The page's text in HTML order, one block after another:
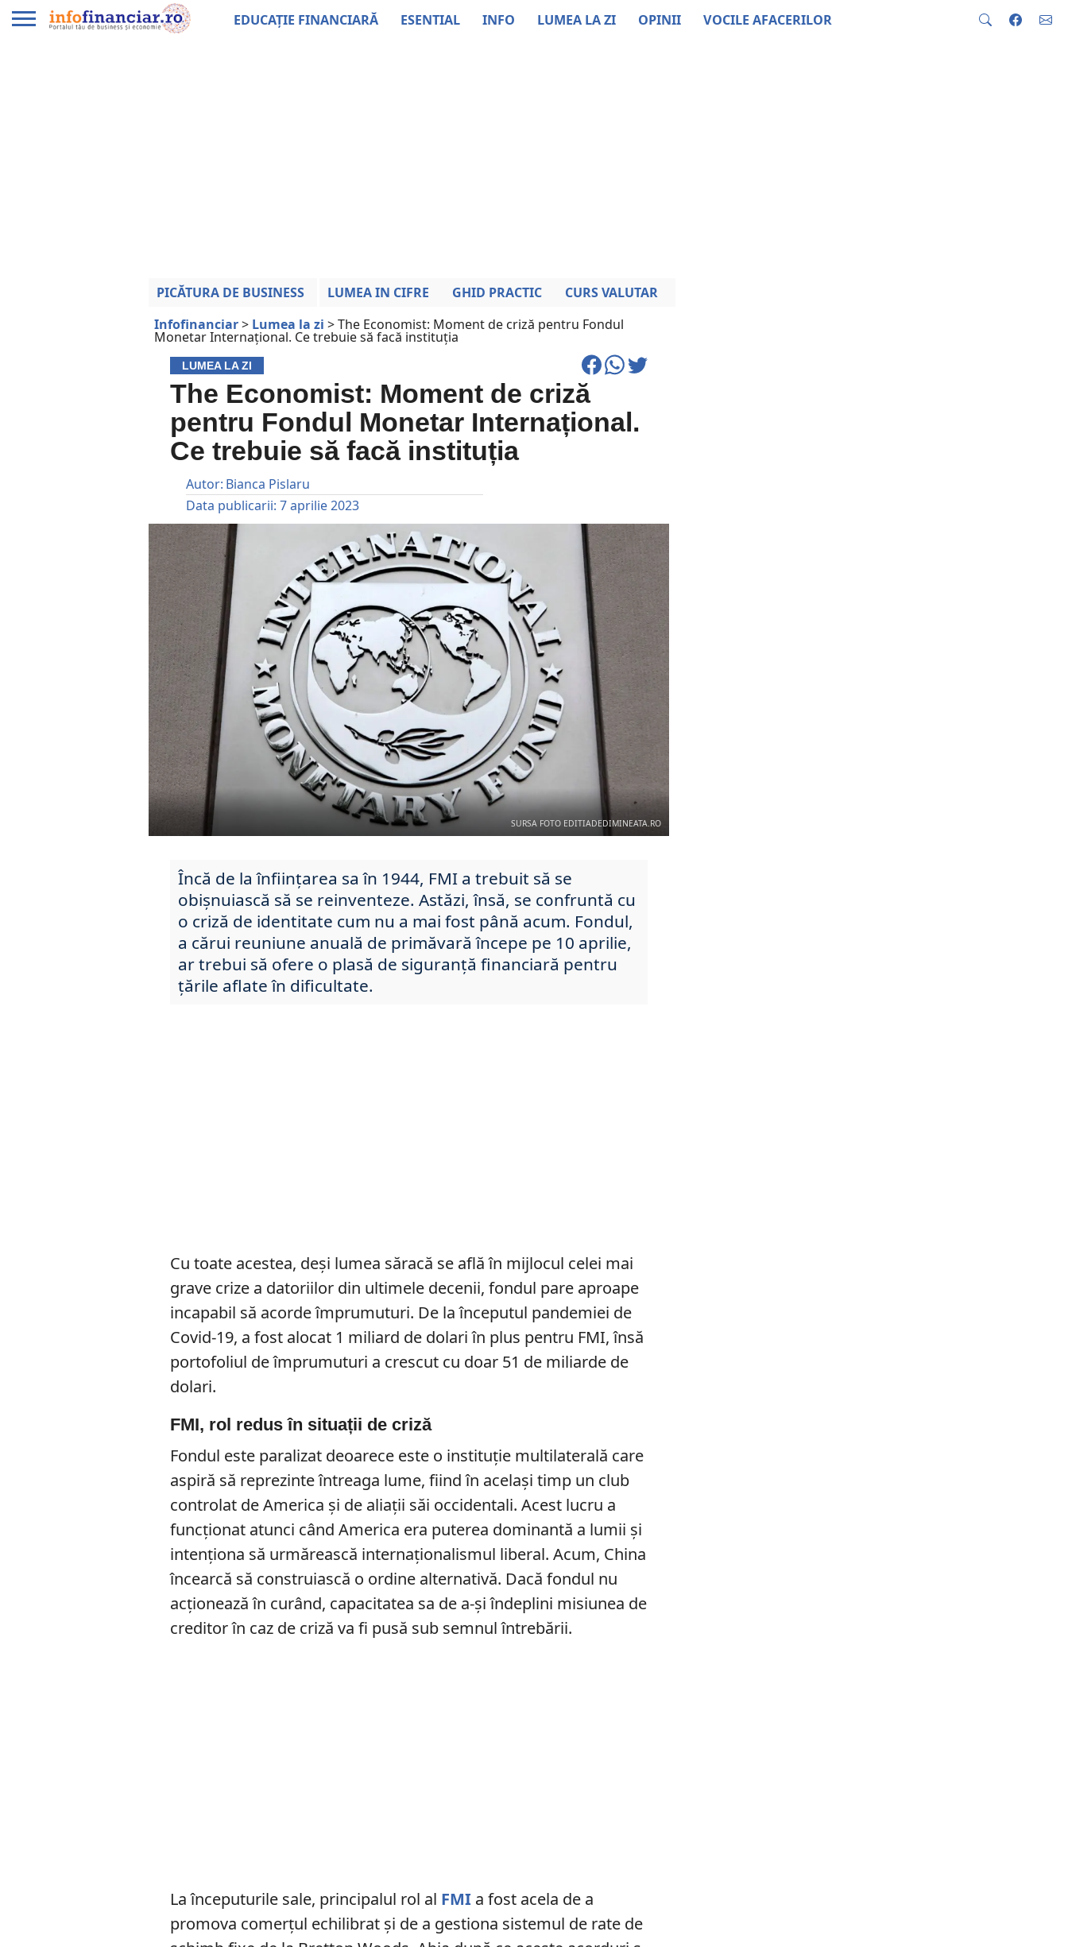
EDUCAȚIE FINANCIARĂ ESENTIAL INFO LUMEA LA ZI OPINII VOCILE AFACERILOR
PICĂTURA DE BUSINESS LUMEA IN CIFRE GHID PRACTIC
CURS VALUTAR
Infofinanciar> Lumea la zi >The Economist: Moment de criză pentru Fondul
Monetar Internațional. Ce trebuie să facă instituția
LUMEA LA ZI
The Economist: Moment de criză
pentru Fondul Monetar Internațional.
Ce trebuie să facă instituția
Autor: Bianca Pislaru
Data publicarii: 7 aprilie 2023
SURSA FOTO EDITIADEDIMINEATA.RO
Încă de la înființarea sa în 1944, FMI a trebuit să se
obișnuiască să se reinventeze. Astăzi, însă, se confruntă cu
o criză de identitate cum nu a mai fost până acum. Fondul,
a cărui reuniune anuală de primăvară începe pe 10 aprilie,
ar trebui să ofere o plasă de siguranță financiară pentru
țările aflate în dificultate.
Cu toate acestea, deși lumea săracă se află în mijlocul celei mai
grave crize a datoriilor din ultimele decenii, fondul pare aproape
incapabil să acorde împrumuturi. De la începutul pandemiei de
Covid-19, a fost alocat 1 miliard de dolari în plus pentru FMI, însă
portofoliul de împrumuturi a crescut cu doar 51 de miliarde de
dolari.
FMI, rol redus în situații de criză
Fondul este paralizat deoarece este o instituție multilaterală care
aspiră să reprezinte întreaga lume, fiind în același timp un club
controlat de America și de aliații săi occidentali. Acest lucru a
funcționat atunci când America era puterea dominantă a lumii și
intenționa să urmărească internaționalismul liberal. Acum, China
încearcă să construiască o ordine alternativă. Dacă fondul nu
acționează în curând, capacitatea sa de a-și îndeplini misiunea de
creditor în caz de criză va fi pusă sub semnul întrebării.
La începuturile sale, principalul rol al FMI a fost acela de a
promova comerțul echilibrat și de a gestiona sistemul de rate de